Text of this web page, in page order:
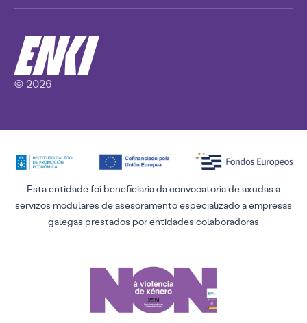
© 2026
Esta entidade foi beneficiaria da convocatoria de axudas a
servizos modulares de asesoramento especializado a empresas
galegas prestados por entidades colaboradoras